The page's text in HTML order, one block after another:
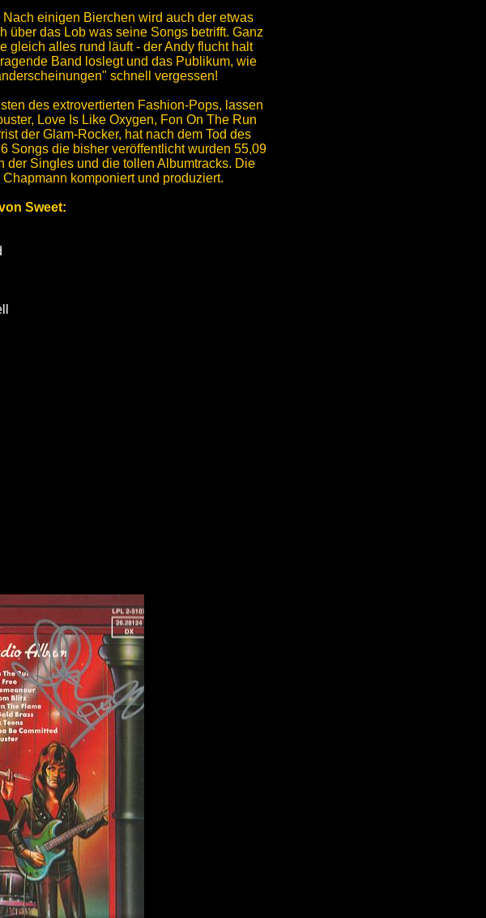
einigen Bierchen wird auch der etwas
über das Lob was seine Songs betrifft. Ganz
gleich alles rund läuft - der Andy flucht halt
Band loslegt und das Publikum, wie
schnell vergessen!
des extrovertierten Fashion-Pops, lassen
Love Is Like Oxygen, Fon On The Run
der Glam-Rocker, hat nach dem Tod des
Songs die bisher veröffentlicht wurden 55,09
der Singles und die tollen Albumtracks. Die
komponiert und produziert.
Sweet: